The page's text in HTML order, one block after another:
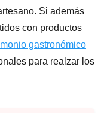
Si además
con productos
gastronómico
para realzar los